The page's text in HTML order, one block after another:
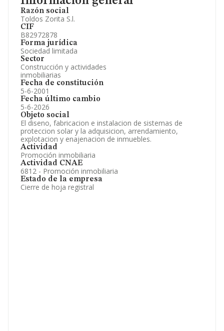
Razón social
Toldos Zorita S.l.
CIF
B82972878
Forma jurídica
Sociedad limitada
Sector
Construcción y actividades
inmobiliarias
Fecha de constitución
5-6-2001
Fecha último cambio
5-6-2026
Objeto social
El diseno, fabricacion e instalacion de sistemas de
proteccion solar y la adquisicion, arrendamiento,
explotacion y enajenacion de inmuebles.
Actividad
Promoción inmobiliaria
Actividad CNAE
6812 - Promoción inmobiliaria
Estado de la empresa
Cierre de hoja registral